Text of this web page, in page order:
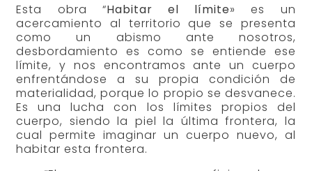
Esta obra “Habitar el límite» es un
acercamiento al territorio que se presenta
como un abismo ante nosotros,
desbordamiento es como se entiende ese
límite, y nos encontramos ante un cuerpo
enfrentándose a su propia condición de
materialidad, porque lo propio se desvanece.
Es una lucha con los límites propios del
cuerpo, siendo la piel la última frontera, la
cual permite imaginar un cuerpo nuevo, al
habitar esta frontera.